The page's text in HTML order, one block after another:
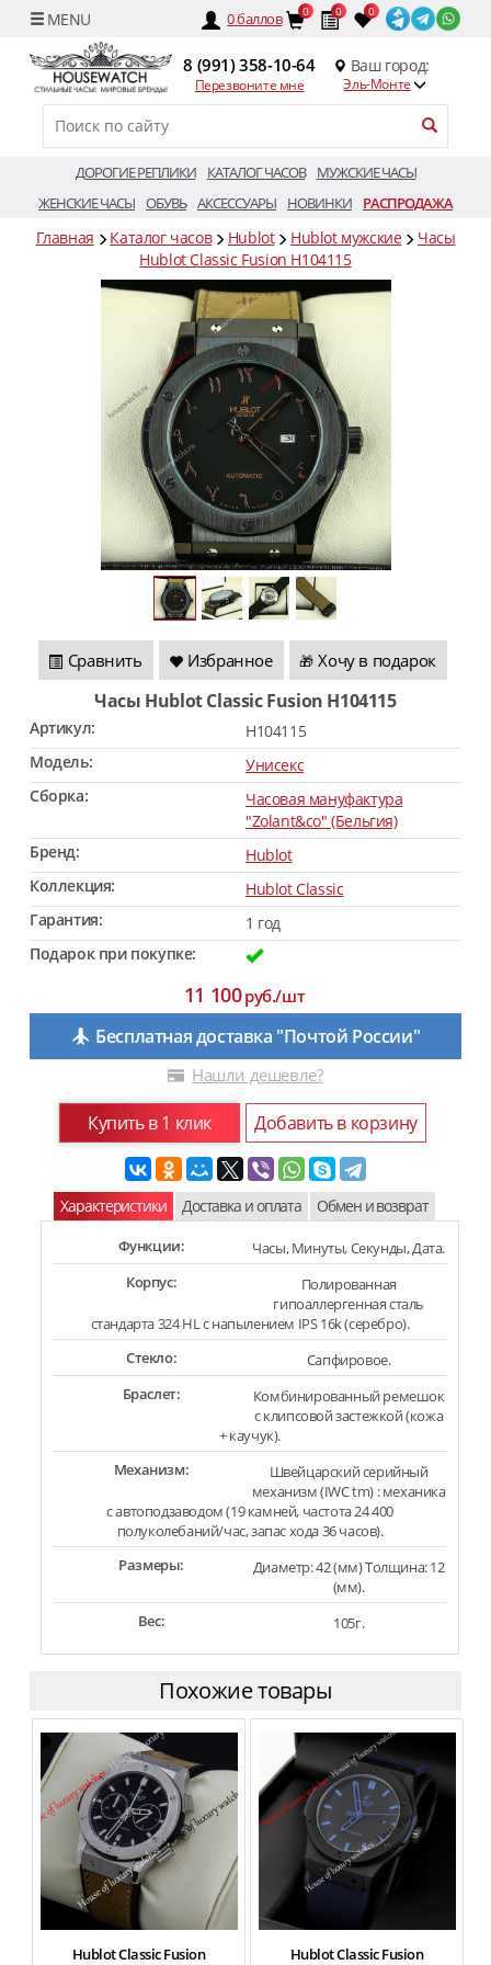
0баллов 0 0 0
8 (991) 358-10-64
Перезвоните мне
Ваш город:
Эль-Монте
ДОРОГИЕ РЕПЛИКИ КАТАЛОГ ЧАСОВ
МУЖСКИЕ ЧАСЫ
ЖЕНСКИЕ ЧАСЫ ОБУВЬ АКСЕССУАРЫ НОВИНКИ РАСПРОДАЖА
Главная Каталог часов Hublot Hublot мужские
Часы
Hublot Classic Fusion H104115
Сравнить Избранное 🎁 Хочу в подарок
Часы Hublot Classic Fusion H104115
Артикул:
H104115
Модель:
Унисекс
Сборка:
Часовая мануфактура
"Zolant&co" (Бельгия)
Бренд:
Hublot
Коллекция:
Hublot Classic
Гарантия:
1 год
Подарок при покупке:
11 100руб./шт
Бесплатная доставка "Почтой России"
Нашли дешевле?
Купить в 1 клик Добавить в корзину
Характеристики Доставка и оплата Обмен и возврат
Функции:
Часы, Минуты, Секунды, Дата.
Корпус:
Полированная
гипоаллергенная сталь
стандарта 324 HL с напылением IPS 16k (серебро).
Стекло:
Сапфировое.
Браслет:
Комбинированный ремешок
с клипсовой застежкой (кожа
+ каучук).
Механизм:
Швейцарский серийный
механизм (IWC tm) : механика
с автоподзаводом (19 камней, частота 24 400
полуколебаний/час, запас хода 36 часов).
Размеры:
Диаметр: 42 (мм) Толщина: 12
(мм).
Вес:
105г.
Похожие товары
Hublot Classic Fusion Hublot Classic Fusion